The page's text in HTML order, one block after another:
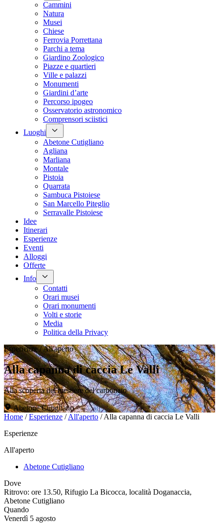
Cammini
Natura
Musei
Chiese
Ferrovia Porrettana
Parchi a tema
Giardino Zoologico
Piazze e quartieri
Ville e palazzi
Monumenti
Giardini d’arte
Percorso ipogeo
Osservatorio astronomico
Comprensori sciistici
Luoghi
Abetone Cutigliano
Agliana
Marliana
Montale
Pistoia
Quarrata
Sambuca Pistoiese
San Marcello Piteglio
Serravalle Pistoiese
Idee
Itinerari
Esperienze
Eventi
Alloggi
Offerte
Info
Contatti
Orari musei
Orari monumenti
Volti e storie
Media
Politica della Privacy
Esperienze /All'aperto
Alla capanna di caccia Le Valli
Alla scoperta del mestiere del carbonaio
Abetone Cutigliano
Home /Esperienze /All'aperto /Alla capanna di caccia Le Valli
Esperienze
All'aperto
Abetone Cutigliano
Dove
Ritrovo: ore 13.50, Rifugio La Bicocca, località Doganaccia,
Abetone Cutigliano
Quando
Venerdì 5 agosto